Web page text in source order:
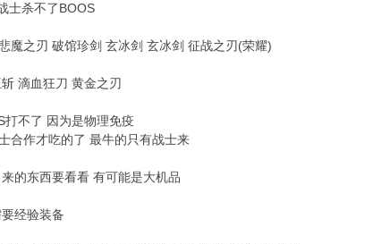
士杀不了BOOS
魔之刃 破馆珍剑 玄冰剑 玄冰剑 征战之刃(荣耀)
滴血狂刀 黄金之刃
不了 因为是物理免疫
合作才吃的了 最牛的只有战士来
的东西要看看 有可能是大机品
经验装备